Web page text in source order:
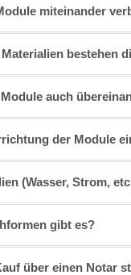
miteinander
bestehen
auch
der Module
(Wasser, Strom,
gibt es?
über einen Notar